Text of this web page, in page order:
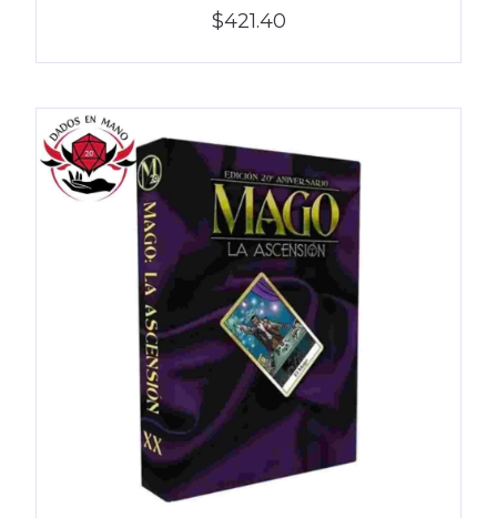
$421.40